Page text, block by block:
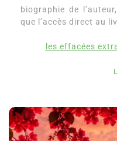
biographie de
que l’accès direct au
les effacées